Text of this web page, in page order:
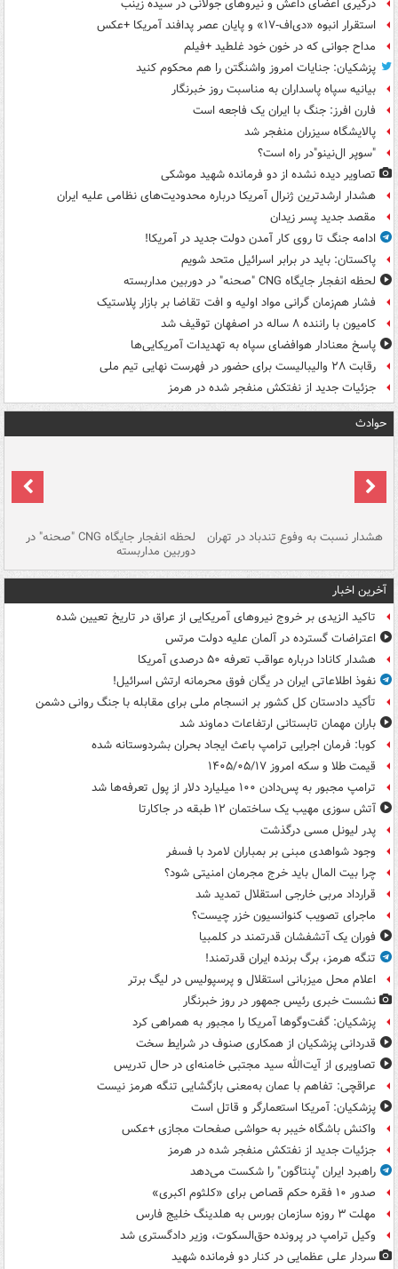
درگیری اعضای داعش و نیروهای جولانی در سیده زینب
استقرار انبوه «دی‌اف‑۱۷» و پایان عصر پدافند آمریکا +عکس
مداح جوانی که در خون خود غلطید +فیلم
پزشکیان: جنایات امروز واشنگتن را هم محکوم کنید
بیانیه سپاه پاسداران به مناسبت روز خبرنگار
فارن افرز: جنگ با ایران یک فاجعه است
پالایشگاه سیزران منفجر شد
"سوپر ال‌نینو"در راه است؟
تصاویر دیده‌ نشده از دو فرمانده شهید موشکی
هشدار ارشدترین ژنرال آمریکا درباره محدودیت‌های نظامی علیه ایران
مقصد جدید پسر زیدان
ادامه جنگ تا روی کار آمدن دولت جدید در آمریکا!
پاکستان: باید در برابر اسرائیل متحد شویم
لحظه انفجار جایگاه CNG "صحنه" در دوربین مداربسته
فشار هم‌زمان گرانی مواد اولیه و افت تقاضا بر بازار پلاستیک
کامیون با راننده ۸ ساله در اصفهان توقیف شد
پاسخ معنادار هوافضای سپاه به تهدیدات آمریکایی‌ها
رقابت ۲۸ والیبالیست برای حضور در فهرست نهایی تیم ملی
جزئیات جدید از نفتکش منفجر شده در هرمز
حوادث
هشدار نسبت به وفوع تندباد در تهران لحظه انفجار جایگاه CNG "صحنه" در
دوربین مداربسته
آخرین اخبار
تاکید الزیدی بر خروج نیروهای آمریکایی از عراق در تاریخ تعیین شده
اعتراضات گسترده در آلمان علیه دولت مرتس
هشدار کانادا درباره عواقب تعرفه ۵۰ درصدی آمریکا
نفوذ اطلاعاتی ایران در یگان فوق محرمانه ارتش اسرائیل!
تأکید دادستان کل کشور بر انسجام ملی برای مقابله با جنگ روانی دشمن
باران مهمان تابستانی ارتفاعات دماوند شد
کوبا: فرمان اجرایی ترامپ باعث ایجاد بحران بشردوستانه شده
قیمت طلا و سکه امروز ۱۴۰۵/۰۵/۱۷
ترامپ مجبور به پس‌دادن ۱۰۰ میلیارد دلار از پول تعرفه‌ها شد
آتش سوزی مهیب یک ساختمان ۱۲ طبقه در جاکارتا
پدر لیونل مسی درگذشت
وجود شواهدی مبنی بر بمباران لامرد با فسفر
چرا بیت المال باید خرج مجرمان امنیتی شود؟
قرارداد مربی خارجی استقلال تمدید شد
ماجرای تصویب کنوانسیون خزر چیست؟
فوران یک آتشفشان قدرتمند در کلمبیا
تنگه هرمز، برگ برنده ایران قدرتمند!
اعلام محل میزبانی استقلال و پرسپولیس در لیگ برتر
نشست خبری رئیس جمهور در روز خبرنگار
پزشکیان: گفت‌وگوها آمریکا را مجبور به همراهی کرد
قدردانی پزشکیان از همکاری صنوف در شرایط سخت
تصاویری از آیت‌الله سید مجتبی خامنه‌ای در حال تدریس
عراقچی: تفاهم با عمان به‌معنی بازگشایی تنگه هرمز نیست
پزشکیان: آمریکا استعمارگر و قاتل است
واکنش باشگاه خیبر به حواشی صفحات مجازی +عکس
جزئیات جدید از نفتکش منفجر شده در هرمز
راهبرد ایران "پنتاگون" را شکست می‌دهد
صدور ۱۰ فقره حکم قصاص برای «کلثوم اکبری»
مهلت ۳ روزه سازمان بورس به هلدینگ خلیج فارس
وکیل ترامپ در پرونده حق‌السکوت، وزیر دادگستری شد
سردار علی عظمایی در کنار دو فرمانده شهید